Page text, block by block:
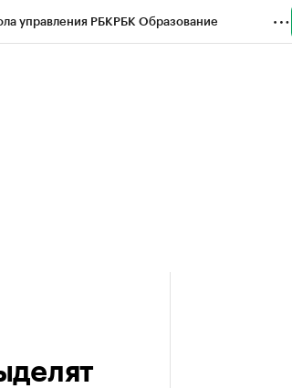
управления РБКРБК Образование